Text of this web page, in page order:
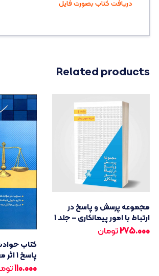
دریافت کتاب بصورت فایل
Related products
مجموعه پرسش و پاسخ در
ارتباط با امور پیمانکاری – جلد 1
275.000تومان
پاسخ 1 اثر محمد اصابتی
110.000